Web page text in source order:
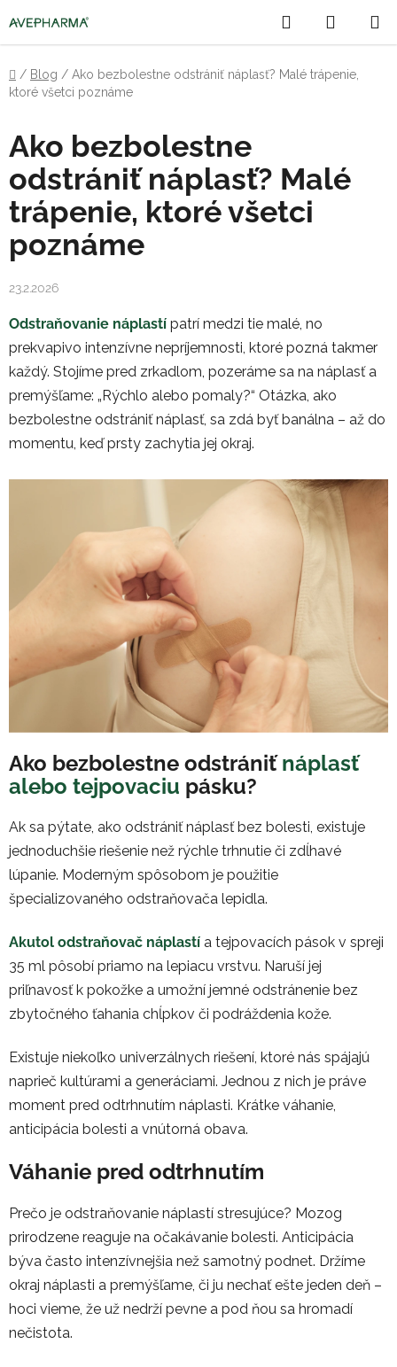
na
obsah
Hľadať
KOŠÍK
Domov
/ Blog / Ako bezbolestne odstrániť náplasť? Malé trápenie,
ktoré všetci poznáme
Ako bezbolestne
odstrániť náplasť? Malé
trápenie, ktoré všetci
poznáme
23.2.2026
Odstraňovanie náplastí patrí medzi tie malé, no
prekvapivo intenzívne nepríjemnosti, ktoré pozná takmer
každý. Stojíme pred zrkadlom, pozeráme sa na náplasť a
premýšľame: „Rýchlo alebo pomaly?“ Otázka, ako
bezbolestne odstrániť náplasť, sa zdá byť banálna – až do
momentu, keď prsty zachytia jej okraj.
Ako bezbolestne odstrániťnáplasť
alebo tejpovaciu pásku?
Ak sa pýtate, ako odstrániť náplasť bez bolesti, existuje
jednoduchšie riešenie než rýchle trhnutie či zdĺhavé
lúpanie. Moderným spôsobom je použitie
špecializovaného odstraňovača lepidla.
Akutol odstraňovač náplastí a tejpovacích pások v spreji
35 ml pôsobí priamo na lepiacu vrstvu. Naruší jej
priľnavosť k pokožke a umožní jemné odstránenie bez
zbytočného ťahania chĺpkov či podráždenia kože.
Existuje niekoľko univerzálnych riešení, ktoré nás spájajú
naprieč kultúrami a generáciami. Jednou z nich je práve
moment pred odtrhnutím náplasti. Krátke váhanie,
anticipácia bolesti a vnútorná obava.
Váhanie pred odtrhnutím
Prečo je odstraňovanie náplastí stresujúce? Mozog
prirodzene reaguje na očakávanie bolesti. Anticipácia
býva často intenzívnejšia než samotný podnet. Držíme
okraj náplasti a premýšľame, či ju nechať ešte jeden deň –
hoci vieme, že už nedrží pevne a pod ňou sa hromadí
nečistota.